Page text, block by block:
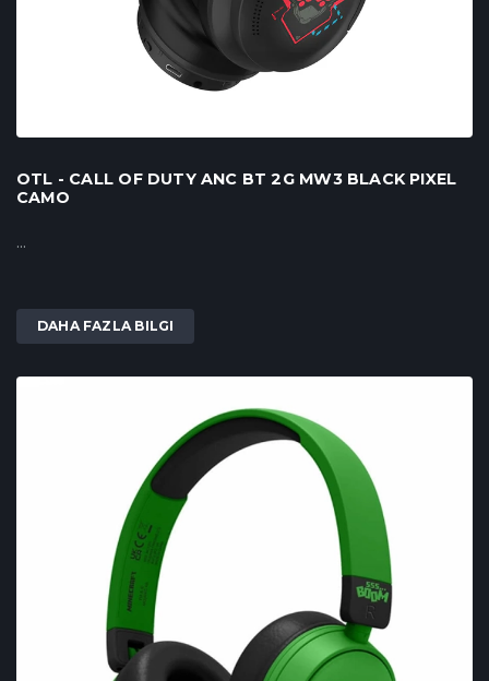
OTL - CALL OF DUTY ANC BT 2G MW3 BLACK PIXEL
CAMO
...
DAHA FAZLA BILGI